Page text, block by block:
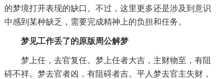
的梦境打开表现的缺口。不过，这里更多还是涉及到意识
中感到某种缺乏，需要完成精神上的负担和任务。
梦见工作丢了的原版周公解梦
梦上任，去官复任。梦上任者大吉，主财物至，有阻
碍不祥。梦去官者凶，有阻碍者吉。平人梦去官主失财，